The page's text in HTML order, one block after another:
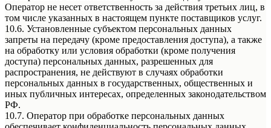
Оператор не несет ответственность за действия третьих лиц, в
том числе указанных в настоящем пункте поставщиков услуг.
10.6. Установленные субъектом персональных данных
запреты на передачу (кроме предоставления доступа), а также
на обработку или условия обработки (кроме получения
доступа) персональных данных, разрешенных для
распространения, не действуют в случаях обработки
персональных данных в государственных, общественных и
иных публичных интересах, определенных законодательством
РФ.
10.7. Оператор при обработке персональных данных